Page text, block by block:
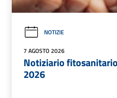
NOTIZIE
7 AGOSTO 2026
Notiziario
2026